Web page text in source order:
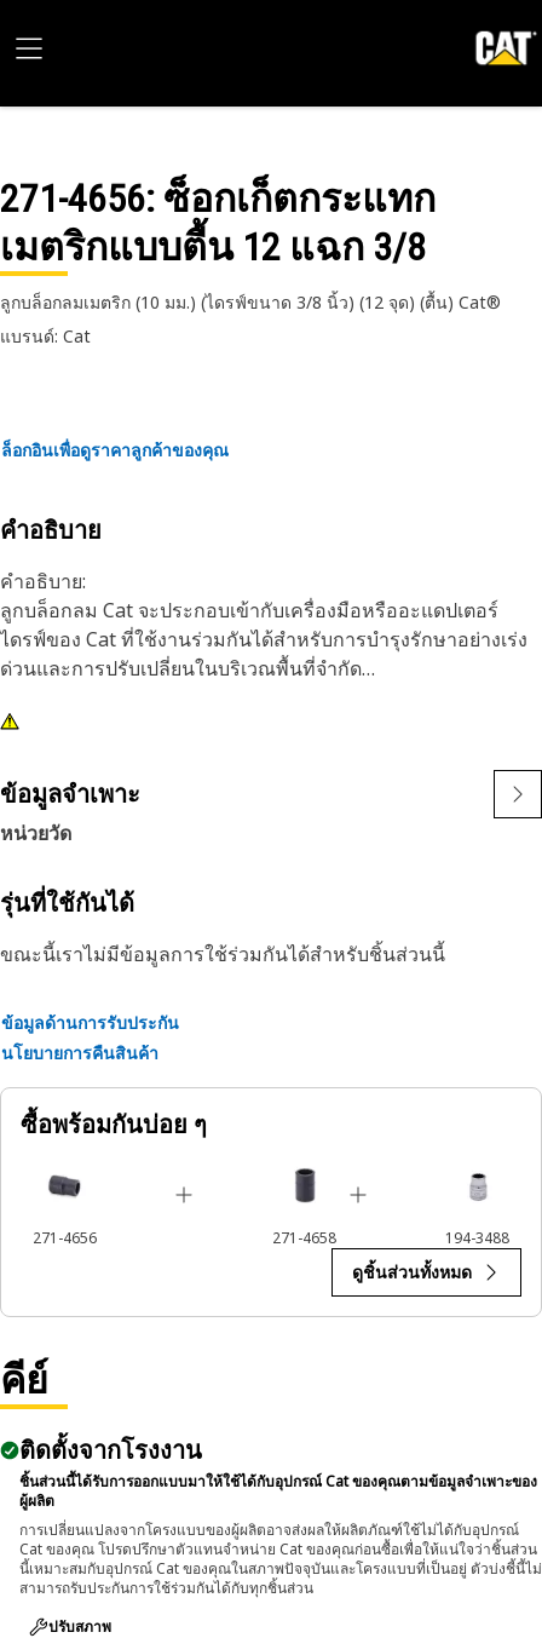
271-4656: ซ็อกเก็ตกระแทก
เมตริกแบบตื้น 12 แฉก 3/8
ลูกบล็อกลมเมตริก (10 มม.) (ไดรฟ์ขนาด 3/8 นิ้ว) (12 จุด) (ตื้น) Cat®
แบรนด์: Cat
ล็อกอินเพื่อดูราคาลูกค้าของคุณ
คำอธิบาย
คำอธิบาย:
ลูกบล็อกลม Cat จะประกอบเข้ากับเครื่องมือหรืออะแดปเตอร์
ไดรฟ์ของ Cat ที่ใช้งานร่วมกันได้สำหรับการบำรุงรักษาอย่างเร่ง
ด่วนและการปรับเปลี่ยนในบริเวณพื้นที่จำกัด
คุณลักษณะ:
• ความลึก
• ไดรฟ์สี่เหลี่ยมขนาด 3/8 นิ้ว
• เคลือบผิวรมดำ
ข้อมูลจำเพาะ
หน่วยวัด
รุ่นที่ใช้กันได้
ขณะนี้เราไม่มีข้อมูลการใช้ร่วมกันได้สำหรับชิ้นส่วนนี้
ข้อมูลด้านการรับประกัน
นโยบายการคืนสินค้า
ซื้อพร้อมกันบ่อย ๆ
271-4656 271-4658 194-3488
ดูชิ้นส่วนทั้งหมด
คีย์
ติดตั้งจากโรงงาน
ชิ้นส่วนนี้ได้รับการออกแบบมาให้ใช้ได้กับอุปกรณ์ Cat ของคุณตามข้อมูลจำเพาะของ
ผู้ผลิต
การเปลี่ยนแปลงจากโครงแบบของผู้ผลิตอาจส่งผลให้ผลิตภัณฑ์ใช้ไม่ได้กับอุปกรณ์
Cat ของคุณ โปรดปรึกษาตัวแทนจำหน่าย Cat ของคุณก่อนซื้อเพื่อให้แน่ใจว่าชิ้นส่วน
นี้เหมาะสมกับอุปกรณ์ Cat ของคุณในสภาพปัจจุบันและโครงแบบที่เป็นอยู่ ตัวบ่งชี้นี้ไม่
สามารถรับประกันการใช้ร่วมกันได้กับทุกชิ้นส่วน
ปรับสภาพ